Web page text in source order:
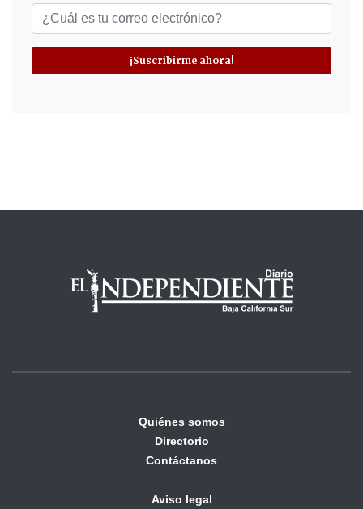
¡Suscribirme ahora!
Quiénes somos
Directorio
Contáctanos
Aviso legal